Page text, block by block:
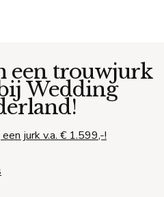
een trouwjurk
Wedding
jurk v.a. € 1.599,-!